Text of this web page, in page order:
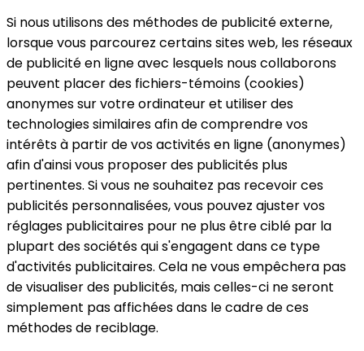
Si nous utilisons des méthodes de publicité externe,
lorsque vous parcourez certains sites web, les réseaux
de publicité en ligne avec lesquels nous collaborons
peuvent placer des fichiers-témoins (cookies)
anonymes sur votre ordinateur et utiliser des
technologies similaires afin de comprendre vos
intérêts à partir de vos activités en ligne (anonymes)
afin d'ainsi vous proposer des publicités plus
pertinentes. Si vous ne souhaitez pas recevoir ces
publicités personnalisées, vous pouvez ajuster vos
réglages publicitaires pour ne plus être ciblé par la
plupart des sociétés qui s'engagent dans ce type
d'activités publicitaires. Cela ne vous empêchera pas
de visualiser des publicités, mais celles-ci ne seront
simplement pas affichées dans le cadre de ces
méthodes de reciblage.